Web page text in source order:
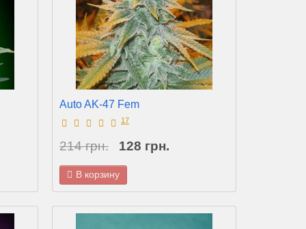
Auto AK-47 Fem
17
214 грн. 128 грн.
В корзину